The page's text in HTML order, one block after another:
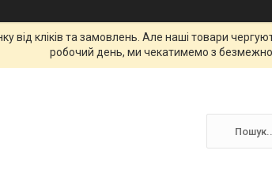
від кліків та замовлень. Але наші товари
робочий день, ми чекатимемо з